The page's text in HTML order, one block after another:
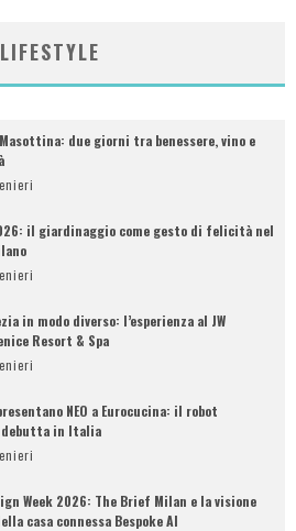
LIFESTYLE
due giorni tra benessere, vino e
il giardinaggio come gesto di felicità nel
in modo diverso: l’esperienza al JW
Resort & Spa
presentano NEO a Eurocucina: il robot
debutta in Italia
Week 2026: The Brief Milan e la visione
casa connessa Bespoke AI